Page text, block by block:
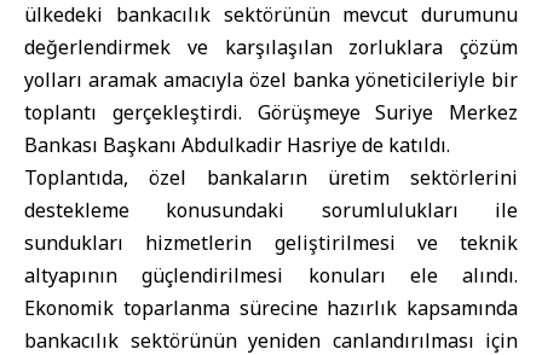
ülkedeki bankacılık sektörünün mevcut durumunu
değerlendirmek ve karşılaşılan zorluklara çözüm
yolları aramak amacıyla özel banka yöneticileriyle bir
toplantı gerçekleştirdi. Görüşmeye Suriye Merkez
Bankası Başkanı Abdulkadir Hasriye de katıldı.
Toplantıda, özel bankaların üretim sektörlerini
destekleme konusundaki sorumlulukları ile
sundukları hizmetlerin geliştirilmesi ve teknik
altyapının güçlendirilmesi konuları ele alındı.
Ekonomik toparlanma sürecine hazırlık kapsamında
bankacılık sektörünün yeniden canlandırılması için